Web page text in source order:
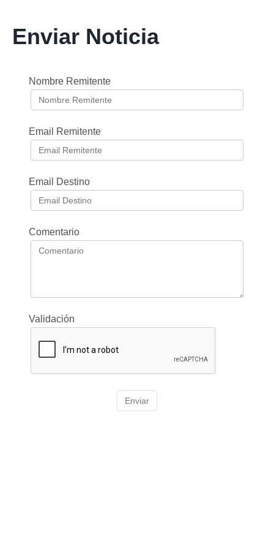
Enviar Noticia
Nombre Remitente
Email Remitente
Email Destino
Comentario
Validación